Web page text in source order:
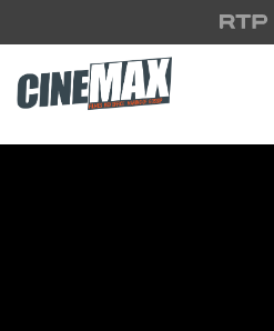
Saltar para o conteúdo principal
Filme em Cartaz